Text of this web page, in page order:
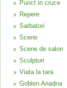
Punct in cruce
Repere
Sarbatori
Scene
Scene de salon
Sculpturi
Viata la tara
Goblen Ariadna